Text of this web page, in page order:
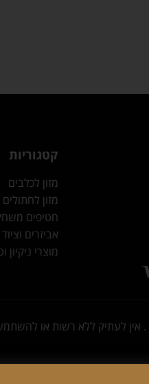
קטגוריות
מזון לכלבים
מזון לחתולים
חטיפים
אביזרים
מוצרי ניקיון